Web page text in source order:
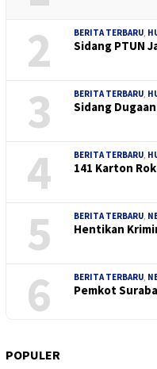
2 BERITA TERBARU,
Sidang PTUN
3 BERITA TERBARU,
Sidang
4 BERITA TERBARU,
141 Karton
5 BERITA TERBARU,
Hentikan
6 BERITA TERBARU,
Pemkot
POPULER